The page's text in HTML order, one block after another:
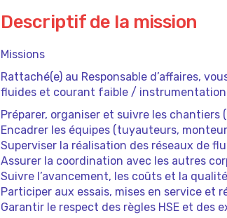
Descriptif de la mission
Missions
Rattaché(e) au Responsable d’affaires,
fluides et courant faible /
Préparer, organiser et suivre les
Encadrer les équipes (tuyauteurs,
Superviser la réalisation des réseaux de
Assurer la coordination avec les autres
Suivre l’avancement, les coûts et la
Participer aux essais, mises en service et
Garantir le respect des règles HSE et des